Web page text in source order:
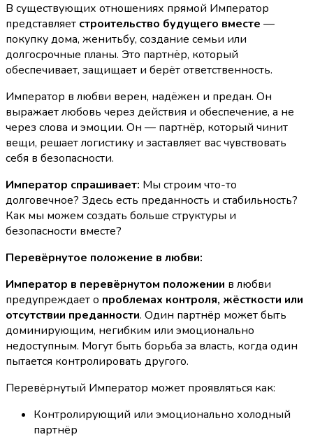
В существующих отношениях прямой Император
представляет строительство будущего вместе —
покупку дома, женитьбу, создание семьи или
долгосрочные планы. Это партнёр, который
обеспечивает, защищает и берёт ответственность.
Император в любви верен, надёжен и предан. Он
выражает любовь через действия и обеспечение, а не
через слова и эмоции. Он — партнёр, который чинит
вещи, решает логистику и заставляет вас чувствовать
себя в безопасности.
Император спрашивает: Мы строим что-то
долговечное? Здесь есть преданность и стабильность?
Как мы можем создать больше структуры и
безопасности вместе?
Перевёрнутое положение в любви:
Император в перевёрнутом положении в любви
предупреждает о проблемах контроля, жёсткости или
отсутствии преданности. Один партнёр может быть
доминирующим, негибким или эмоционально
недоступным. Могут быть борьба за власть, когда один
пытается контролировать другого.
Перевёрнутый Император может проявляться как:
Контролирующий или эмоционально холодный
партнёр